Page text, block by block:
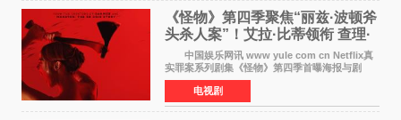
《怪物》第四季聚焦“丽兹·波顿斧
头杀人案”！艾拉·比蒂领衔 查理·
汉纳姆、莎拉·保
中国娱乐网讯 www yule com cn Netflix真
实罪案系列剧集《怪物》第四季首曝海报与剧
照，聚焦鹅妈妈童谣亦有记载的著名血腥杀人案
——丽兹·波顿砍死生父与继母案。 本季由艾
拉·比蒂饰
电视剧